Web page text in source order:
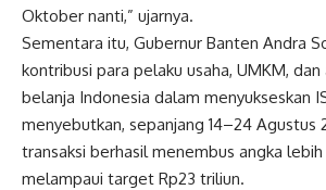
Oktober nanti,” ujarnya.
Sementara itu, Gubernur Banten Andra
kontribusi para pelaku usaha, UMKM,
belanja Indonesia dalam menyukseskan
menyebutkan, sepanjang 14–24 Agustus
transaksi berhasil menembus angka
melampaui target Rp23 triliun.